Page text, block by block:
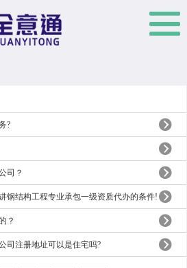
?
司？
钢结构工程专业承包一级资质代办的条件!
？
司注册地址可以是住宅吗?